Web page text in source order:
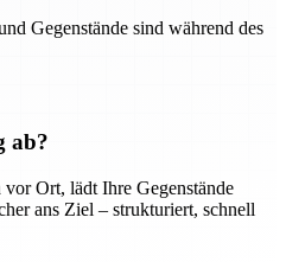
Gegenstände sind während des
ab?
Ort, lädt Ihre Gegenstände
ans Ziel – strukturiert, schnell